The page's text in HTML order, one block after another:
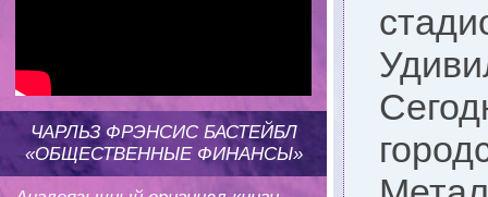
ЧАРЛЬЗ ФРЭНСИС БАСТЕЙБЛ
«ОБЩЕСТВЕННЫЕ ФИНАНСЫ»